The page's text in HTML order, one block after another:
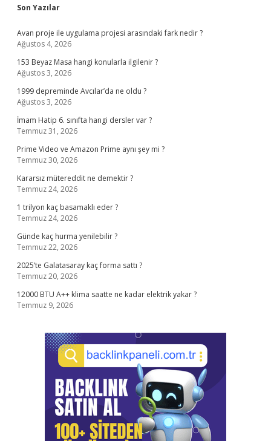
Sidebar
Son Yazılar
Avan proje ile uygulama projesi arasındaki fark nedir ?
Ağustos 4, 2026
153 Beyaz Masa hangi konularla ilgilenir ?
Ağustos 3, 2026
1999 depreminde Avcılar’da ne oldu ?
Ağustos 3, 2026
İmam Hatip 6. sınıfta hangi dersler var ?
Temmuz 31, 2026
Prime Video ve Amazon Prime aynı şey mi ?
Temmuz 30, 2026
Kararsız mütereddit ne demektir ?
Temmuz 24, 2026
1 trilyon kaç basamaklı eder ?
Temmuz 24, 2026
Günde kaç hurma yenilebilir ?
Temmuz 22, 2026
2025’te Galatasaray kaç forma sattı ?
Temmuz 20, 2026
12000 BTU A++ klima saatte ne kadar elektrik yakar ?
Temmuz 9, 2026